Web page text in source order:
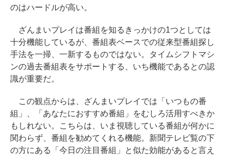
のはハードルが高い。
ざんまいプレイは番組を知るきっかけの1つとしては
十分機能しているが、番組表ベースでの従来型番組探し
手法を一掃、一新するものではない。タイムシフトマシ
ンの過去番組表をサポートする、いち機能であるとの認
識が重要だ。
この観点からは、ざんまいプレイでは「いつもの番
組」、「あなたにおすすめ番組」をむしろ活用すべきか
もしれない。こちらは、いま視聴している番組が何かに
関わらず、番組を勧めてくれる機能。新聞テレビ覧の下
の方にある「今日の注目番組」と似た効能があると言え